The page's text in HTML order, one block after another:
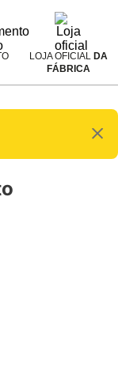
LOJA OFICIALDA
FÁBRICA